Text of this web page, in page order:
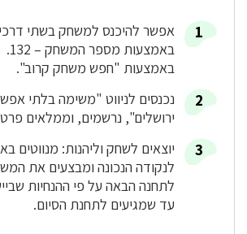
אפשר להיכנס למשחק בשתי
באמצעות מספר המשחק – 132.
באמצעות "חפש משחק קרוב".
נכנסים לניווט "משימה בלתי
ירושלים", נרשמים, וממלאים
יוצאים לשחק וליהנות: מנווטים
לנקודה הנכונה ומבצעים את
לתחנה הבאה על פי ההנחיות
עד שמגיעים לתחנת הסיום.